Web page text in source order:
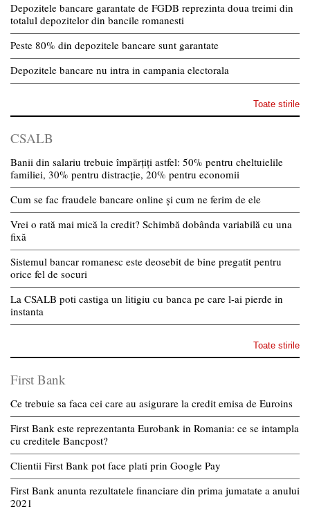
Depozitele bancare garantate de FGDB reprezinta doua treimi din
totalul depozitelor din bancile romanesti
Peste 80% din depozitele bancare sunt garantate
Depozitele bancare nu intra in campania electorala
Toate stirile
CSALB
Banii din salariu trebuie împărțiți astfel: 50% pentru cheltuielile
familiei, 30% pentru distracție, 20% pentru economii
Cum se fac fraudele bancare online și cum ne ferim de ele
Vrei o rată mai mică la credit? Schimbă dobânda variabilă cu una
fixă
Sistemul bancar romanesc este deosebit de bine pregatit pentru
orice fel de socuri
La CSALB poti castiga un litigiu cu banca pe care l-ai pierde in
instanta
Toate stirile
First Bank
Ce trebuie sa faca cei care au asigurare la credit emisa de Euroins
First Bank este reprezentanta Eurobank in Romania: ce se intampla
cu creditele Bancpost?
Clientii First Bank pot face plati prin Google Pay
First Bank anunta rezultatele financiare din prima jumatate a anului
2021